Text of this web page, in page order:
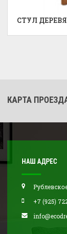
СТУЛ
КАРТА
НАШ АДРЕС
+7 (925)